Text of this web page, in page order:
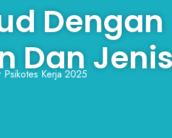
Dengan
Dan
Psikotes Kerja 2025